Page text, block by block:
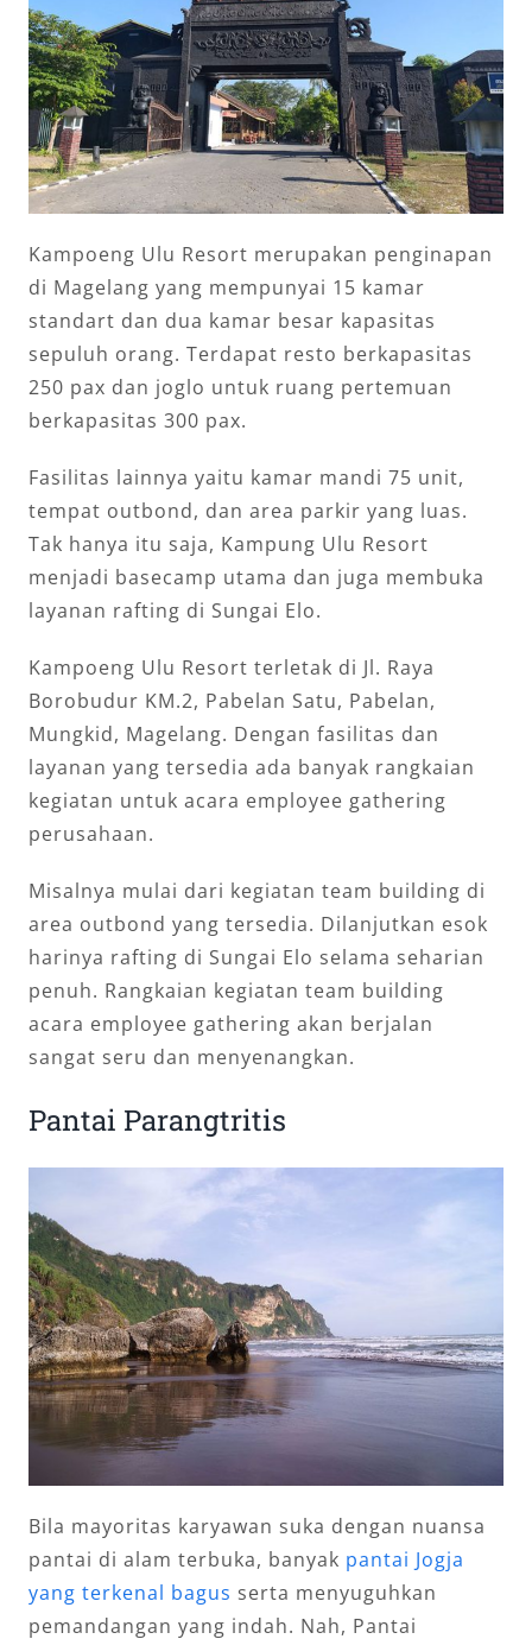
Kampoeng Ulu Resort merupakan penginapan
di Magelang yang mempunyai 15 kamar
standart dan dua kamar besar kapasitas
sepuluh orang. Terdapat resto berkapasitas
250 pax dan joglo untuk ruang pertemuan
berkapasitas 300 pax.
Fasilitas lainnya yaitu kamar mandi 75 unit,
tempat outbond, dan area parkir yang luas.
Tak hanya itu saja, Kampung Ulu Resort
menjadi basecamp utama dan juga membuka
layanan rafting di Sungai Elo.
Kampoeng Ulu Resort terletak di Jl. Raya
Borobudur KM.2, Pabelan Satu, Pabelan,
Mungkid, Magelang. Dengan fasilitas dan
layanan yang tersedia ada banyak rangkaian
kegiatan untuk acara employee gathering
perusahaan.
Misalnya mulai dari kegiatan team building di
area outbond yang tersedia. Dilanjutkan esok
harinya rafting di Sungai Elo selama seharian
penuh. Rangkaian kegiatan team building
acara employee gathering akan berjalan
sangat seru dan menyenangkan.
Pantai Parangtritis
Bila mayoritas karyawan suka dengan nuansa
pantai di alam terbuka, banyak pantai Jogja
yang terkenal bagus serta menyuguhkan
pemandangan yang indah. Nah, Pantai